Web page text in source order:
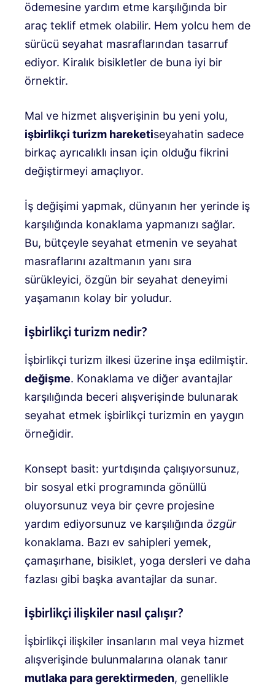
ödemesine yardım etme karşılığında bir
araç teklif etmek olabilir. Hem yolcu hem de
sürücü seyahat masraflarından tasarruf
ediyor. Kiralık bisikletler de buna iyi bir
örnektir.
Mal ve hizmet alışverişinin bu yeni yolu,
işbirlikçi turizm hareketiseyahatin sadece
birkaç ayrıcalıklı insan için olduğu fikrini
değiştirmeyi amaçlıyor.
İş değişimi yapmak, dünyanın her yerinde iş
karşılığında konaklama yapmanızı sağlar.
Bu, bütçeyle seyahat etmenin ve seyahat
masraflarını azaltmanın yanı sıra
sürükleyici, özgün bir seyahat deneyimi
yaşamanın kolay bir yoludur.
İşbirlikçi turizm nedir?
İşbirlikçi turizm ilkesi üzerine inşa edilmiştir.
değişme. Konaklama ve diğer avantajlar
karşılığında beceri alışverişinde bulunarak
seyahat etmek işbirlikçi turizmin en yaygın
örneğidir.
Konsept basit: yurtdışında çalışıyorsunuz,
bir sosyal etki programında gönüllü
oluyorsunuz veya bir çevre projesine
yardım ediyorsunuz ve karşılığında özgür
konaklama. Bazı ev sahipleri yemek,
çamaşırhane, bisiklet, yoga dersleri ve daha
fazlası gibi başka avantajlar da sunar.
İşbirlikçi ilişkiler nasıl çalışır?
İşbirlikçi ilişkiler insanların mal veya hizmet
alışverişinde bulunmalarına olanak tanır
mutlaka para gerektirmeden, genellikle